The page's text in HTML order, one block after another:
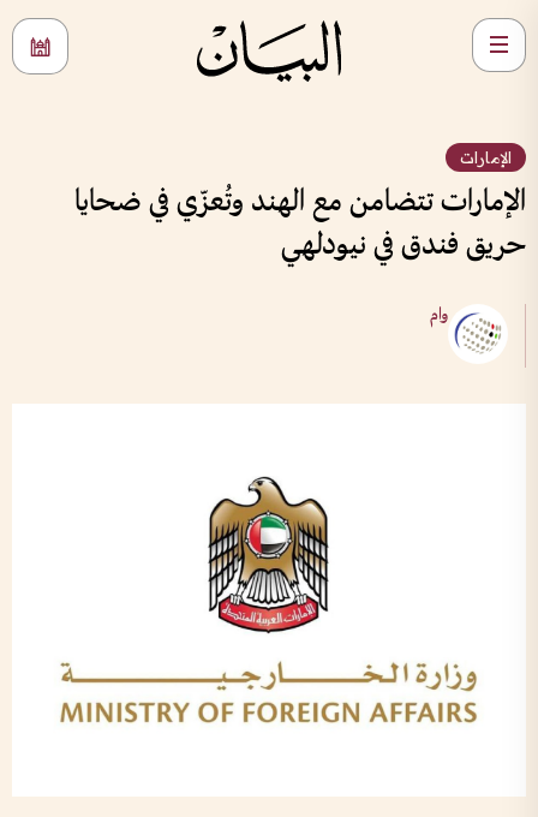
الإمارات
الإمارات تتضامن مع الهند وتُعزّي في ضحايا
حريق فندق في نيودلهي
وام